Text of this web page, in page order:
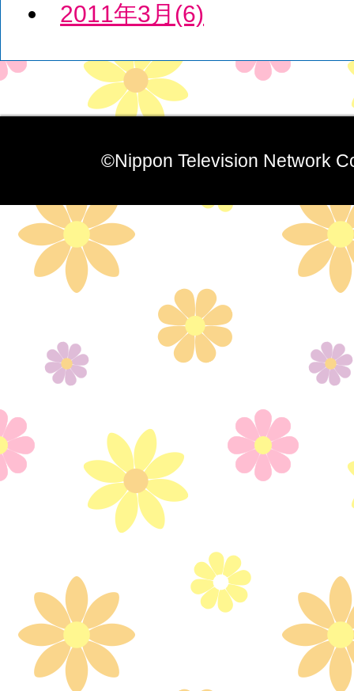
2011年3月(6)
©Nippon Television Network